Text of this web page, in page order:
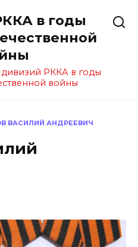
в годы
РККА в годы
войны
ВАСИЛИЙ АНДРЕЕВИЧ